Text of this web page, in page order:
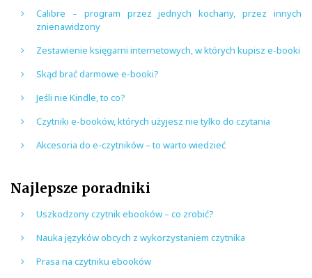
Calibre – program przez jednych kochany, przez innych
znienawidzony
Zestawienie księgarni internetowych, w których kupisz e-booki
Skąd brać darmowe e-booki?
Jeśli nie Kindle, to co?
Czytniki e-booków, których użyjesz nie tylko do czytania
Akcesoria do e-czytników – to warto wiedzieć
Najlepsze poradniki
Uszkodzony czytnik ebooków – co zrobić?
Nauka języków obcych z wykorzystaniem czytnika
Prasa na czytniku ebooków